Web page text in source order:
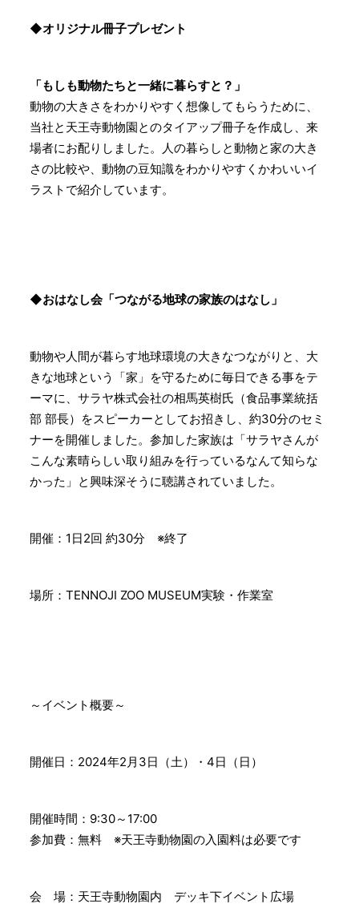
◆オリジナル冊子プレゼント
「もしも動物たちと一緒に暮らすと？」
動物の大きさをわかりやすく想像してもらうために、
当社と天王寺動物園とのタイアップ冊子を作成し、来
場者にお配りしました。人の暮らしと動物と家の大き
さの比較や、動物の豆知識をわかりやすくかわいいイ
ラストで紹介しています。
◆おはなし会「つながる地球の家族のはなし」
動物や人間が暮らす地球環境の大きなつながりと、大
きな地球という「家」を守るために毎日できる事をテ
ーマに、サラヤ株式会社の相馬英樹氏（食品事業統括
部 部長）をスピーカーとしてお招きし、約30分のセミ
ナーを開催しました。参加した家族は「サラヤさんが
こんな素晴らしい取り組みを行っているなんて知らな
かった」と興味深そうに聴講されていました。
開催：1日2回 約30分 ※終了
場所：TENNOJI ZOO MUSEUM実験・作業室
～イベント概要～
開催日：2024年2月3日（土）・4日（日）
開催時間：9:30～17:00
参加費：無料 ※天王寺動物園の入園料は必要です
会 場：天王寺動物園内 デッキ下イベント広場